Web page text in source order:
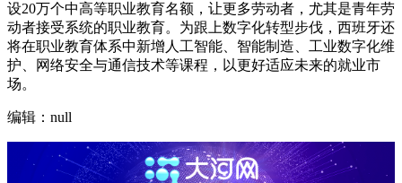
设20万个中高等职业教育名额，让更多劳动者，尤其是青年劳
动者接受系统的职业教育。为跟上数字化转型步伐，西班牙还
将在职业教育体系中新增人工智能、智能制造、工业数字化维
护、网络安全与通信技术等课程，以更好适应未来的就业市
场。
编辑：null